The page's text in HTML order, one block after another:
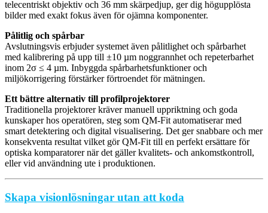
telecentriskt objektiv och 36 mm skärpedjup, ger dig högupplösta
bilder med exakt fokus även för ojämna komponenter.
Pålitlig och spårbar
Avslutningsvis erbjuder systemet även pålitlighet och spårbarhet
med kalibrering på upp till ±10 µm noggrannhet och repeterbarhet
inom 2σ ≤ 4 µm. Inbyggda spårbarhetsfunktioner och
miljökorrigering förstärker förtroendet för mätningen.
Ett bättre alternativ till profilprojektorer
Traditionella projektorer kräver manuell uppriktning och goda
kunskaper hos operatören, steg som QM-Fit automatiserar med
smart detektering och digital visualisering. Det ger snabbare och mer
konsekventa resultat vilket gör QM-Fit till en perfekt ersättare för
optiska komparatorer när det gäller kvalitets- och ankomstkontroll,
eller vid användning ute i produktionen.
Skapa visionlösningar utan att koda